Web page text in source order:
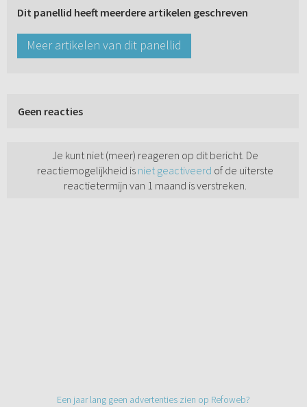
Dit panellid heeft meerdere artikelen geschreven
Meer artikelen van dit panellid
Geen reacties
Je kunt niet (meer) reageren op dit bericht. De
reactiemogelijkheid is niet geactiveerd of de uiterste
reactietermijn van 1 maand is verstreken.
Een jaar lang geen advertenties zien op Refoweb?